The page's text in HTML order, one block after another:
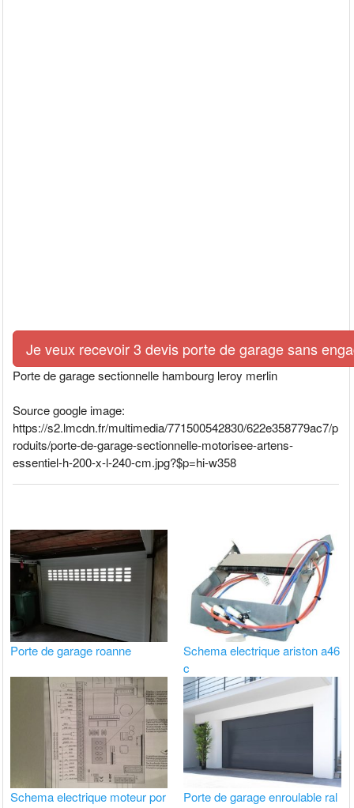
Je veux recevoir 3 devis porte de garage sans
Porte de garage sectionnelle hambourg leroy merlin
Source google image:
https://s2.lmcdn.fr/multimedia/771500542830/622e358779ac7/p
roduits/porte-de-garage-sectionnelle-motorisee-artens-
essentiel-h-200-x-l-240-cm.jpg?$p=hi-w358
Porte de garage roanne
Schema electrique ariston a46
c
Schema electrique moteur por
Porte de garage enroulable ral